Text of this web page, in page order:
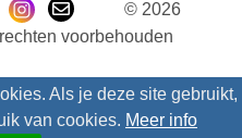
Als je deze site gebruikt,
van cookies. Meer info
© 2026
voorbehouden